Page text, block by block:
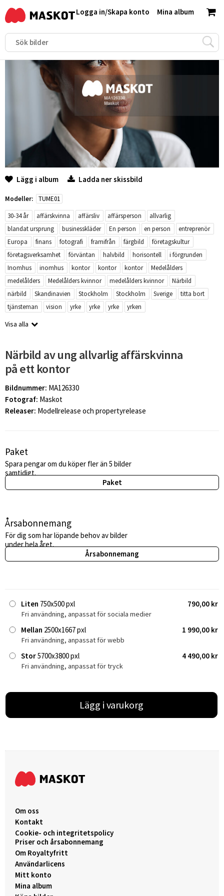
Mina album
Logga in/Skapa konto
Lägg i album Ladda ner skissbild
Modeller:
TUME01
30-34 år
affärskvinna affärsliv affärsperson
allvarlig
blandat ursprung
businesskläder En person en person
entreprenör
Europa
finans fotografi framifrån färgbild
företagskultur
företagsverksamhet
förväntan halvbild horisontell
i förgrunden
Inomhus
inomhus kontor kontor kontor
Medelålders
medelålders
Medelålders kvinnor medelålders kvinnor
Närbild
närbild
Skandinavien Stockholm Stockholm Sverige
titta bort
tjänsteman
vision yrke yrke yrke yrken
Visa alla
Närbild av ung allvarlig affärskvinna
på ett kontor
Bildnummer: MA126330
Fotograf: Maskot
Releaser: Modellrelease och propertyrelease
Paket
Spara pengar om du köper fler än 5 bilder
samtidigt.
Paket
Årsabonnemang
För dig som har löpande behov av bilder
under hela året.
Årsabonnemang
Liten 750x500 pxl 790,00 kr
Fri användning, anpassat för sociala medier
Mellan 2500x1667 pxl 1 990,00 kr
Fri användning, anpassat för webb
Stor5700x3800 pxl 4 490,00 kr
Fri användning, anpassat för tryck
Lägg i varukorg
Om oss
Kontakt
Cookie- och integritetspolicy
Priser och årsabonnemang
Om Royaltyfritt
Användarlicens
Mitt konto
Mina album